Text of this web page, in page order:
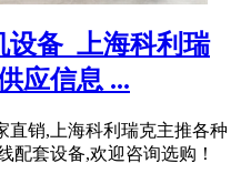
备_上海科利瑞
应信息 ...
直销,上海科利瑞克主推各种
配套设备,欢迎咨询选购！